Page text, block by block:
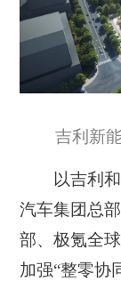
吉利新
以吉利和
汽车集团总
部、极氪全
加强“整零协